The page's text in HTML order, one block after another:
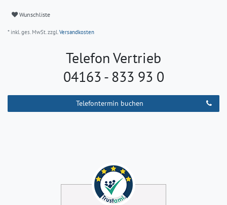
Wunschliste
* inkl. ges. MwSt. zzgl.Versandkosten
Telefon Vertrieb
04163 - 833 93 0
Telefontermin buchen